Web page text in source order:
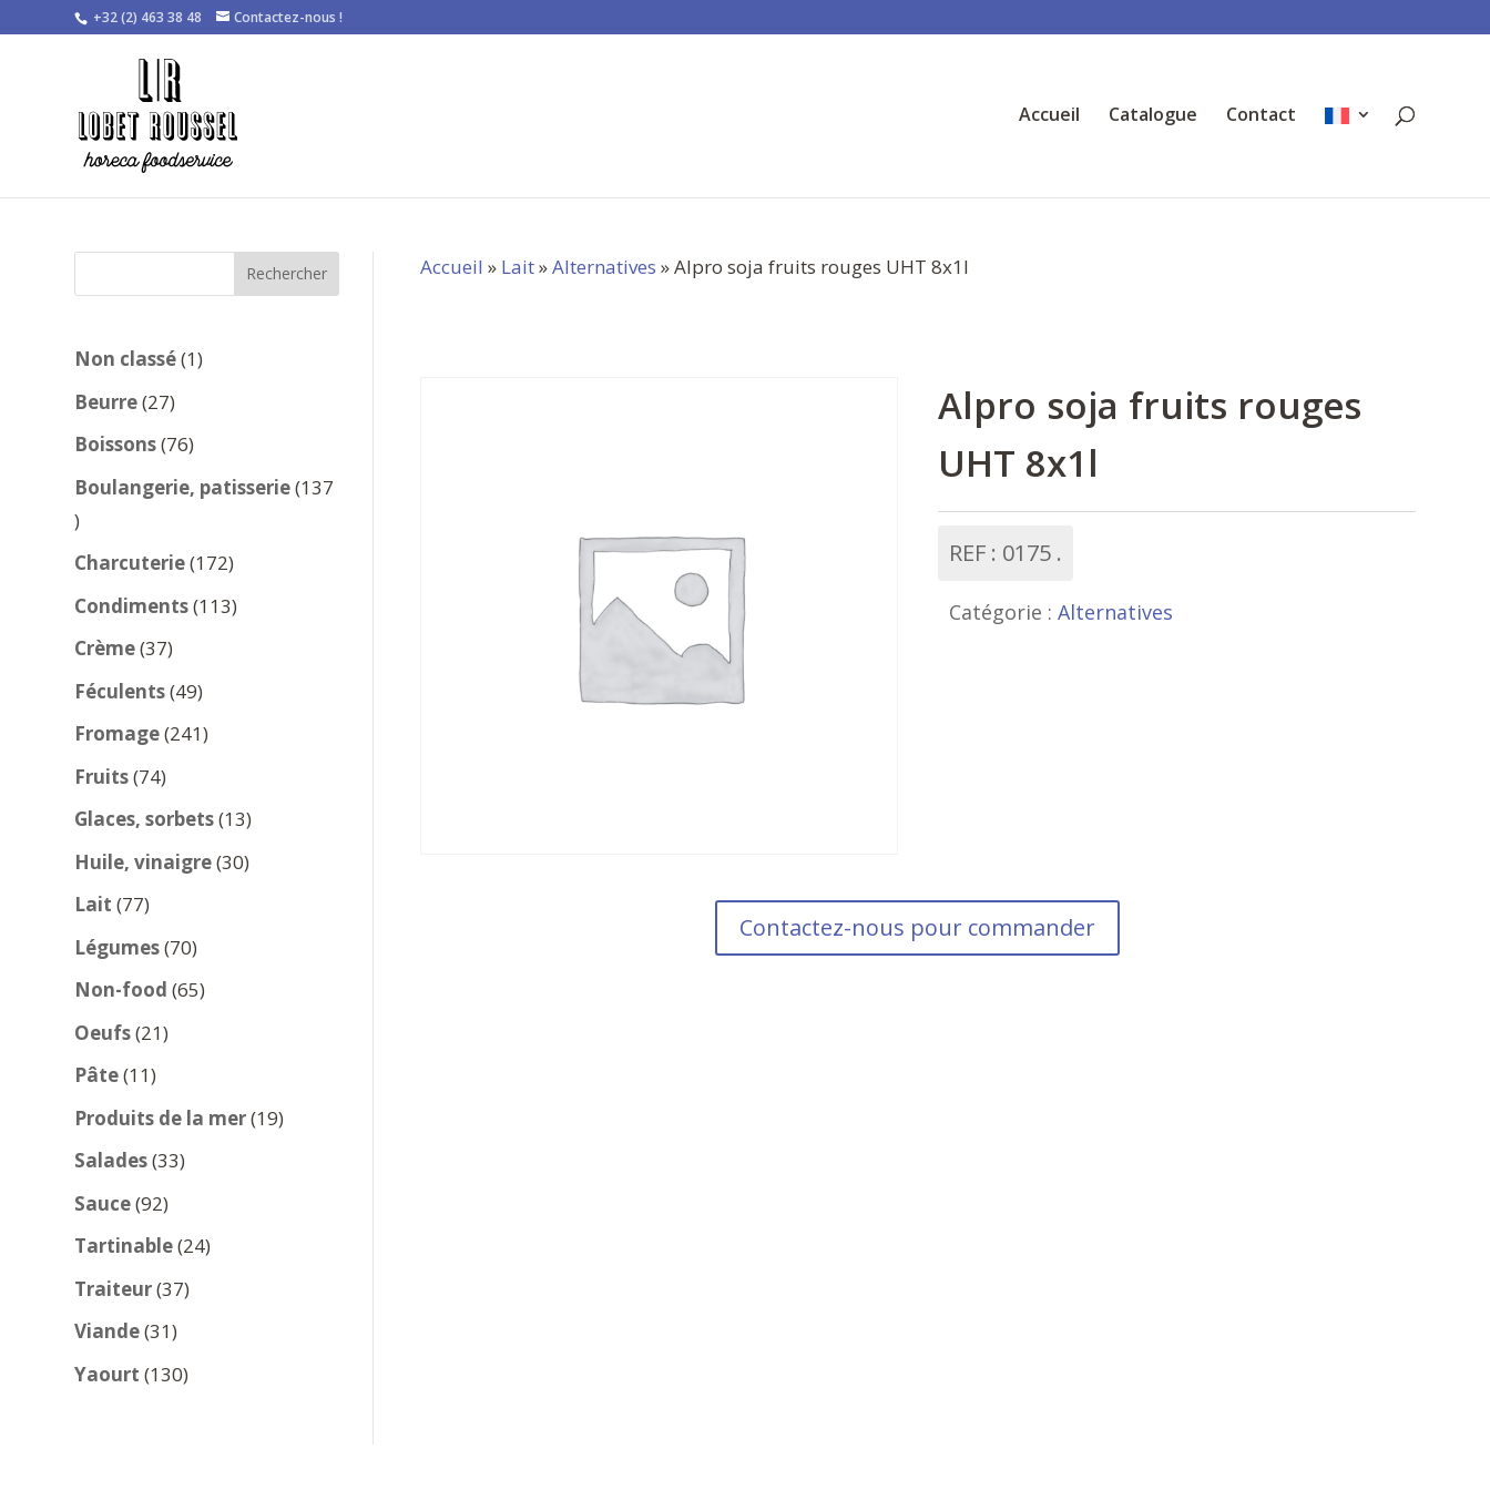
+32 (2) 463 38 48 Contactez-nous !
Accueil Catalogue Contact
Rechercher
Non classé 11
Beurre 2727
produits
Boissons 7676
produits
Boulangerie, patisserie 137
137
produits
Charcuterie 172172
produits
Condiments 113113
Crème 3737
produits
Féculents 4949
produits
Fromage 241241
Fruits 7474
produits
Glaces, sorbets 1313
produits
Huile, vinaigre 3030
Lait 7777
produits
Légumes 7070
produits
Non-food 6565
Oeufs 2121
Pâte 1111
produits
Produits de la mer 1919
Salades 3333
Sauce 9292
produits
Tartinable 2424
Traiteur 3737
Viande 3131
produits
Yaourt 130130
Accueil » Lait»Alternatives » Alpro soja fruits rouges UHT 8x1l
Alpro soja fruits rouges
UHT 8x1l
REF : 0175
Catégorie : Alternatives
Contactez-nous pour commander